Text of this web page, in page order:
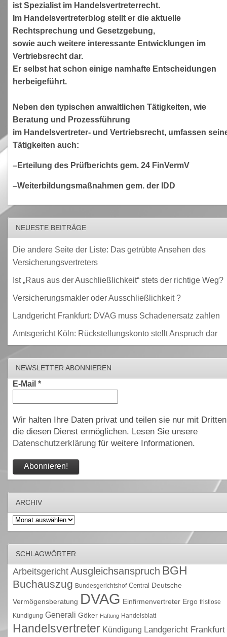
ist Spezialist im Handelsvertreterrecht.
Im Handelsvertreterblog stellt er die aktuelle
Rechtsprechung und Gesetzgebung,
sowie auch weitere interessante Entwicklungen im
Vertriebsrecht dar.
Er selbst hat schon einige namhafte Entscheidungen
herbeigeführt.
Neben den typischen anwaltlichen Tätigkeiten, wie
Beratung und Prozessführung
im Handelsvertreter- und Vertriebsrecht, umfassen
Tätigkeiten auch:
–Erteilung des Prüfberichts gem. 24 FinVermV
–Weiterbildungsmaßnahmen gem. der IDD
NEUESTE BEITRÄGE
Die andere Seite der Liste: Das getrübte Ansehen des
Versicherungsvertreters
Ist „Raus aus der Auschließlichkeit“ stets der richtige Weg?
Versicherungsmakler oder Ausschließlichkeit ?
Landgericht Frankfurt: DVAG muss Schadenersatz zahlen
Amtsgericht Köln: Rückstellungskonto stellt Anspruch dar
NEWSLETTER ABONNIEREN
E-Mail *
Wir halten Ihre Daten privat und teilen sie nur mit
die diesen Dienst ermöglichen. Lesen Sie unsere
Datenschutzerklärungfür weitere Informationen.
ARCHIV
Archiv
SCHLAGWÖRTER
Arbeitsgericht Ausgleichsanspruch BGH
Buchauszug Bundesgerichtshof Central Deutsche
Vermögensberatung DVAG Einfirmenvertreter Ergo fristlose
Kündigung Generali Göker Haftung Handelsblatt
Handelsvertreter Kündigung Landgericht Frankfurt